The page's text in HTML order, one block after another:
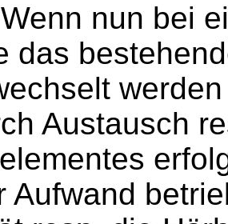
Wenn nun bei
das
Austausch
Aufwand